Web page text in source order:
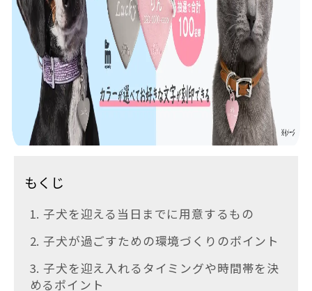
もくじ
1. 子犬を迎える当日までに用意するもの
2. 子犬が過ごすための環境づくりのポイント
3. 子犬を迎え入れるタイミングや時間帯を決
めるポイント